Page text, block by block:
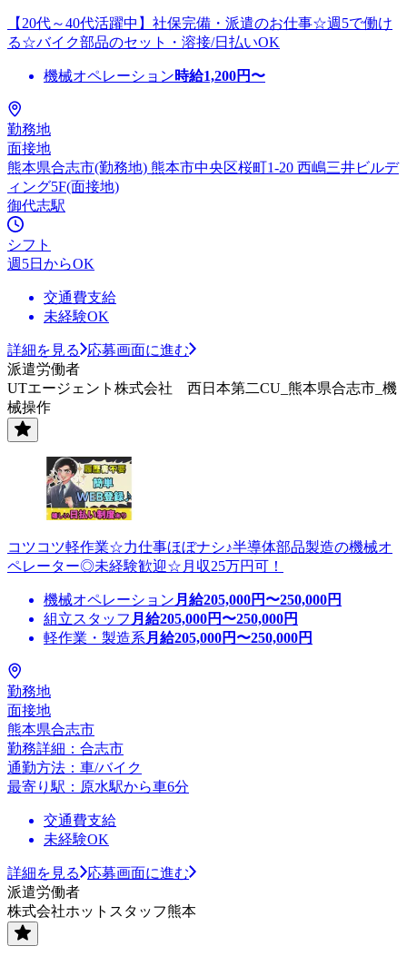
【20代～40代活躍中】社保完備・派遣のお仕事☆週5で働け
る☆バイク部品のセット・溶接/日払いOK
機械オペレーション時給1,200円〜
勤務地
面接地
熊本県合志市(勤務地) 熊本市中央区桜町1-20 西嶋三井ビルデ
ィング5F(面接地)
御代志駅
シフト
週5日からOK
交通費支給
未経験OK
詳細を見る
応募画面に進む
派遣労働者
UTエージェント株式会社 西日本第二CU_熊本県合志市_機
械操作
コツコツ軽作業☆力仕事ほぼナシ♪半導体部品製造の機械オ
ペレーター◎未経験歓迎☆月収25万円可！
機械オペレーション 月給205,000円〜250,000円
組立スタッフ 月給205,000円〜250,000円
軽作業・製造系 月給205,000円〜250,000円
勤務地
面接地
熊本県合志市
勤務詳細：合志市
通勤方法：車/バイク
最寄り駅：原水駅から車6分
交通費支給
未経験OK
詳細を見る
応募画面に進む
派遣労働者
株式会社ホットスタッフ熊本